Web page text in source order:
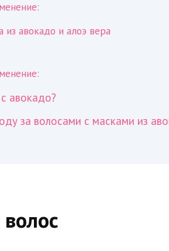
из авокадо и алоэ вера
авокадо?
за волосами с масками из